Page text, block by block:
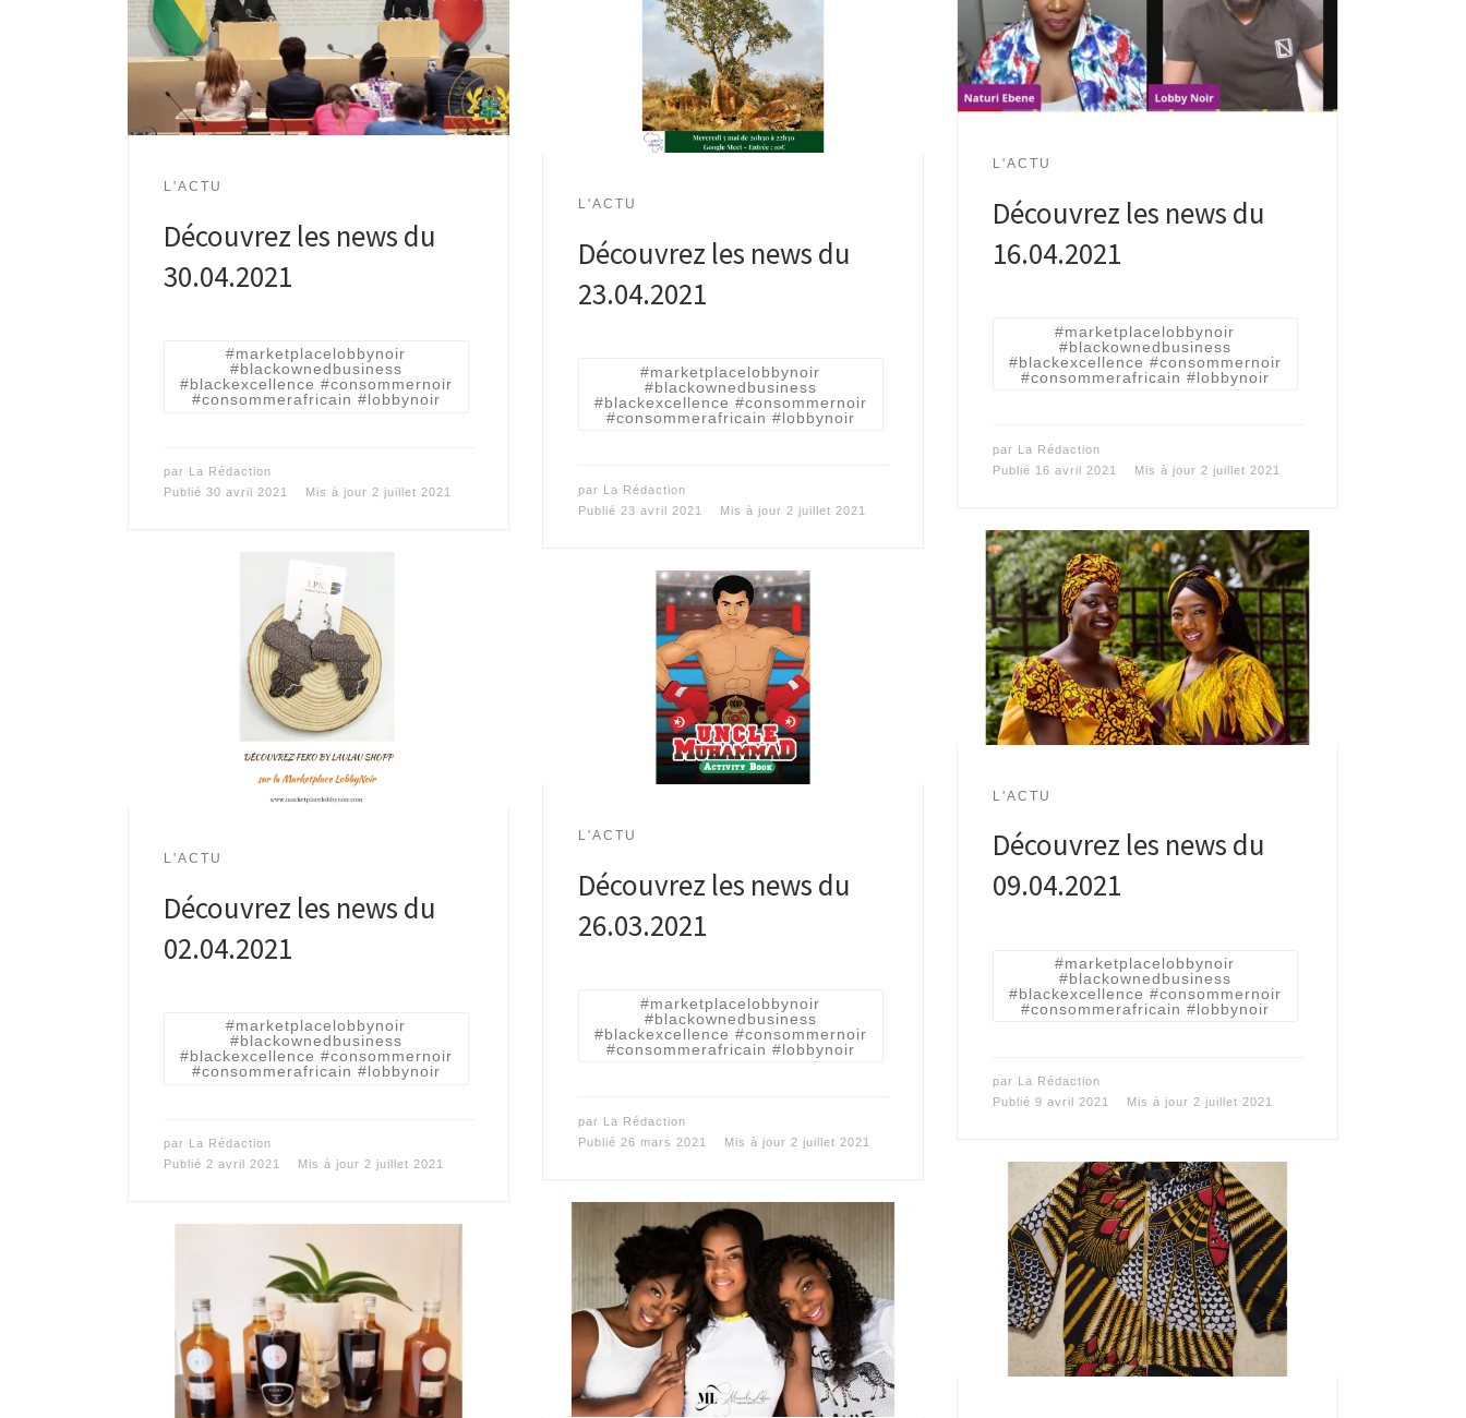
L'ACTU
Découvrez les news du
30.04.2021
#marketplacelobbynoir
#blackownedbusiness
#blackexcellence #consommernoir
#consommerafricain #lobbynoir
par La Rédaction
Publié 30 avril 2021 Mis à jour 2 juillet 2021
L'ACTU
Découvrez les news du
23.04.2021
#marketplacelobbynoir
#blackownedbusiness
#blackexcellence #consommernoir
#consommerafricain #lobbynoir
par La Rédaction
Publié 23 avril 2021 Mis à jour 2 juillet 2021
L'ACTU
Découvrez les news du
16.04.2021
#marketplacelobbynoir
#blackownedbusiness
#blackexcellence #consommernoir
#consommerafricain #lobbynoir
par La Rédaction
Publié 16 avril 2021 Mis à jour 2 juillet 2021
L'ACTU
Découvrez les news du
09.04.2021
#marketplacelobbynoir
#blackownedbusiness
#blackexcellence #consommernoir
#consommerafricain #lobbynoir
par La Rédaction
Publié 9 avril 2021 Mis à jour 2 juillet 2021
L'ACTU
Découvrez les news du
02.04.2021
#marketplacelobbynoir
#blackownedbusiness
#blackexcellence #consommernoir
#consommerafricain #lobbynoir
par La Rédaction
Publié 2 avril 2021 Mis à jour 2 juillet 2021
L'ACTU
Découvrez les news du
26.03.2021
#marketplacelobbynoir
#blackownedbusiness
#blackexcellence #consommernoir
#consommerafricain #lobbynoir
par La Rédaction
Publié 26 mars 2021 Mis à jour 2 juillet 2021